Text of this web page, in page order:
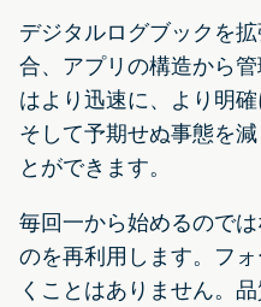
デジタルログブックを
合、アプリの構造から
はより迅速に、より明
そして予期せぬ事態を
とができます。
毎回一から始めるので
のを再利用します。フ
くことはありません。